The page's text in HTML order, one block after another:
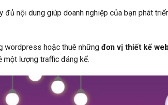
nội dung giúp doanh nghiệp của bạn phát
wordpress hoặc thuê những đơn vị thiết kế
một lượng traffic đáng kể.